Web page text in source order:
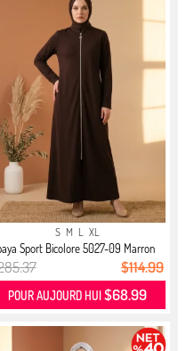
S M L XL
Sport Bicolore 5027-09 Marron
$114.99
POUR AUJOURD HUI$68.99